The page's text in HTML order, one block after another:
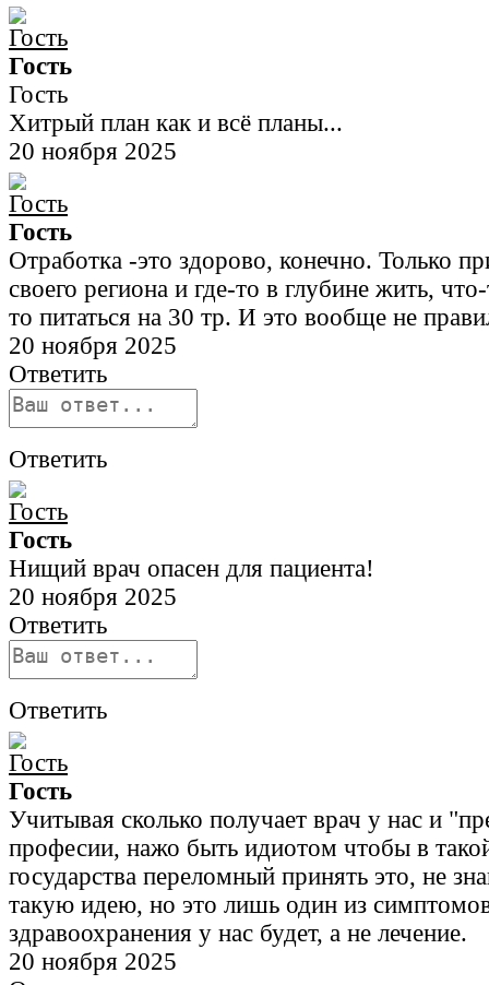
Гость
Гость
Хитрый план как и всё планы...
20 ноября 2025
Гость
Отработка -это здорово, конечно. Только
своего региона и где-то в глубине жить,
то питаться на 30 тр. И это вообще не
20 ноября 2025
Ответить
Ответить
Гость
Нищий врач опасен для пациента!
20 ноября 2025
Ответить
Ответить
Гость
Учитывая сколько получает врач у нас и
професии, нажо быть идиотом чтобы в
государства переломный принять это, не
такую идею, но это лишь один из
здравоохранения у нас будет, а не лечение.
20 ноября 2025